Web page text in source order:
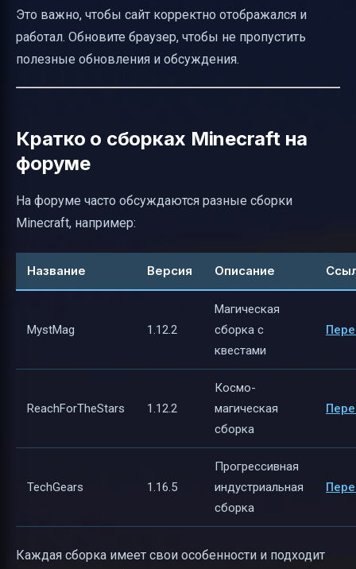
Это важно, чтобы сайт корректно отображался и
работал. Обновите браузер, чтобы не пропустить
полезные обновления и обсуждения.
Кратко о сборках Minecraft на
форуме
На форуме часто обсуждаются разные сборки
Minecraft, например:
Название Версия Описание
MystMag 1.12.2
Магическая
сборка с
квестами
ReachForTheStars 1.12.2
Космо-
магическая
сборка
TechGears 1.16.5
Прогрессивная
индустриальная
сборка
Каждая сборка имеет свои особенности и подходит